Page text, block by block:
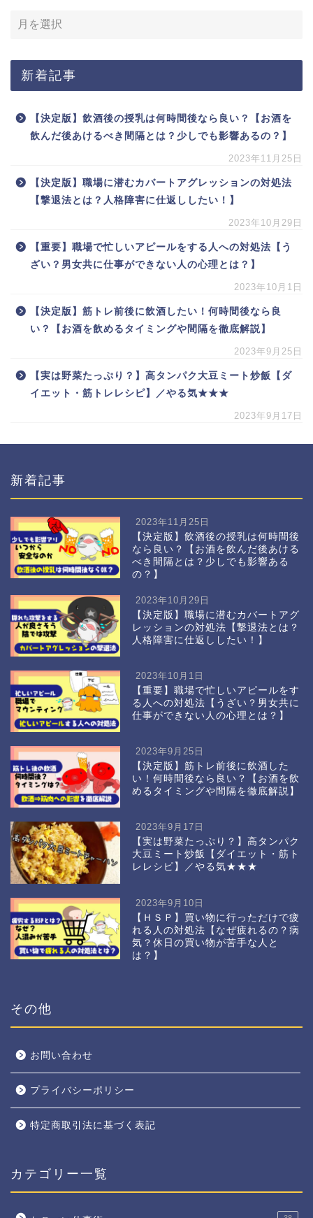
新着記事
【決定版】飲酒後の授乳は何時間後なら良い？【お酒を
飲んだ後あけるべき間隔とは？少しでも影響あるの？】
2023年11月25日
【決定版】職場に潜むカバートアグレッションの対処法
【撃退法とは？人格障害に仕返ししたい！】
2023年10月29日
【重要】職場で忙しいアピールをする人への対処法【う
ざい？男女共に仕事ができない人の心理とは？】
2023年10月1日
【決定版】筋トレ前後に飲酒したい！何時間後なら良
い？【お酒を飲めるタイミングや間隔を徹底解説】
2023年9月25日
【実は野菜たっぷり？】高タンパク大豆ミート炒飯【ダ
イエット・筋トレレシピ】／やる気★★★
2023年9月17日
新着記事
2023年11月25日
【決定版】飲酒後の授乳は何時間後
なら良い？【お酒を飲んだ後あける
べき間隔とは？少しでも影響ある
の？】
2023年10月29日
【決定版】職場に潜むカバートアグ
レッションの対処法【撃退法とは？
人格障害に仕返ししたい！】
2023年10月1日
【重要】職場で忙しいアピールをす
る人への対処法【うざい？男女共に
仕事ができない人の心理とは？】
2023年9月25日
【決定版】筋トレ前後に飲酒した
い！何時間後なら良い？【お酒を飲
めるタイミングや間隔を徹底解説】
2023年9月17日
【実は野菜たっぷり？】高タンパク
大豆ミート炒飯【ダイエット・筋ト
レレシピ】／やる気★★★
2023年9月10日
【ＨＳＰ】買い物に行っただけで疲
れる人の対処法【なぜ疲れるの？病
気？休日の買い物が苦手な人と
は？】
その他
お問い合わせ
プライバシーポリシー
特定商取引法に基づく表記
カテゴリー一覧